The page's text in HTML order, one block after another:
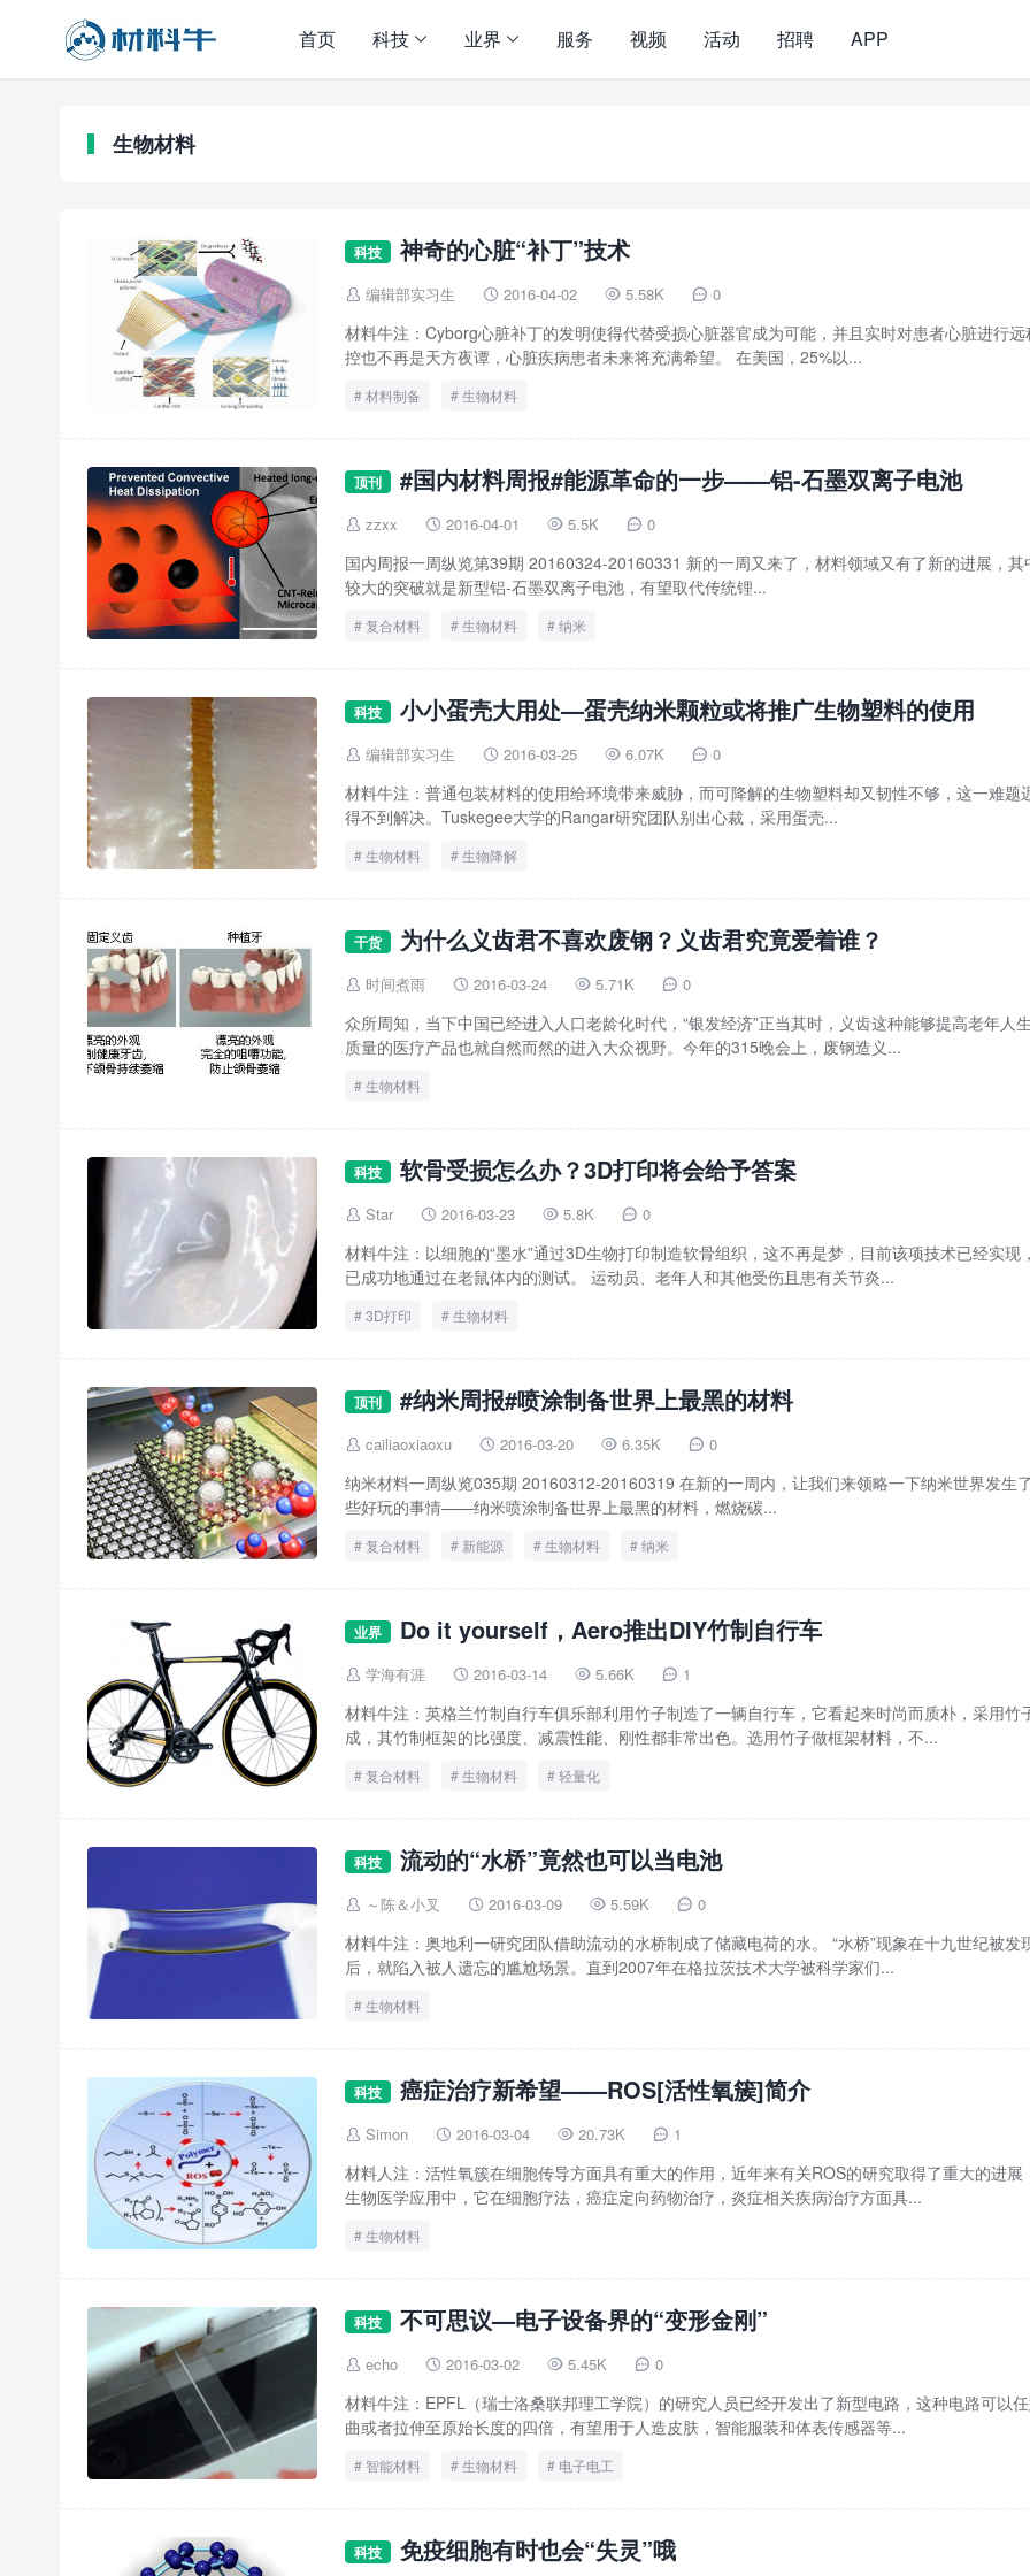
首页 科技 业界 服务 视频 活动 招聘 APP
生物材料
科技 神奇的心脏“补丁”技术
 编辑部实习生  2016-04-02  5.58K  0
材料牛注：Cyborg心脏补丁的发明使得代替受损心脏器官成为可能，并且实时对患者心脏进行远
控也不再是天方夜谭，心脏疾病患者未来将充满希望。 在美国，25%以...
材料制备 生物材料
顶刊 #国内材料周报#能源革命的一步——铝-石墨双离子电池
 zzxx  2016-04-01  5.5K  0
国内周报一周纵览第39期 20160324-20160331 新的一周又来了，材料领域又有了新的进展，其
较大的突破就是新型铝-石墨双离子电池，有望取代传统锂...
复合材料 生物材料 纳米
科技 小小蛋壳大用处—蛋壳纳米颗粒或将推广生物塑料的使用
 编辑部实习生  2016-03-25  6.07K  0
材料牛注：普通包装材料的使用给环境带来威胁，而可降解的生物塑料却又韧性不够，这一难题
得不到解决。Tuskegee大学的Rangar研究团队别出心裁，采用蛋壳...
生物材料 生物降解
干货 为什么义齿君不喜欢废钢？义齿君究竟爱着谁？
 时间煮雨  2016-03-24  5.71K  0
众所周知，当下中国已经进入人口老龄化时代，“银发经济”正当其时，义齿这种能够提高老年人
质量的医疗产品也就自然而然的进入大众视野。今年的315晚会上，废钢造义...
生物材料
科技 软骨受损怎么办？3D打印将会给予答案
 Star  2016-03-23  5.8K  0
材料牛注：以细胞的“墨水”通过3D生物打印制造软骨组织，这不再是梦，目前该项技术已经实现
已成功地通过在老鼠体内的测试。 运动员、老年人和其他受伤且患有关节炎...
3D打印 生物材料
顶刊 #纳米周报#喷涂制备世界上最黑的材料
 cailiaoxiaoxu  2016-03-20  6.35K  0
纳米材料一周纵览035期 20160312-20160319 在新的一周内，让我们来领略一下纳米世界发生
些好玩的事情——纳米喷涂制备世界上最黑的材料，燃烧碳...
复合材料 新能源 生物材料 纳米
业界 Do it yourself，Aero推出DIY竹制自行车
 学海有涯  2016-03-14  5.66K  1
材料牛注：英格兰竹制自行车俱乐部利用竹子制造了一辆自行车，它看起来时尚而质朴，采用竹
成，其竹制框架的比强度、减震性能、刚性都非常出色。选用竹子做框架材料，不...
复合材料 生物材料 轻量化
科技 流动的“水桥”竟然也可以当电池
 ～陈＆小叉  2016-03-09  5.59K  0
材料牛注：奥地利一研究团队借助流动的水桥制成了储藏电荷的水。 “水桥”现象在十九世纪被发
后，就陷入被人遗忘的尴尬场景。直到2007年在格拉茨技术大学被科学家们...
生物材料
科技 癌症治疗新希望——ROS[活性氧簇]简介
 Simon  2016-03-04  20.73K  1
材料人注：活性氧簇在细胞传导方面具有重大的作用，近年来有关ROS的研究取得了重大的进展
生物医学应用中，它在细胞疗法，癌症定向药物治疗，炎症相关疾病治疗方面具...
生物材料
科技 不可思议—电子设备界的“变形金刚”
 echo  2016-03-02  5.45K  0
材料牛注：EPFL（瑞士洛桑联邦理工学院）的研究人员已经开发出了新型电路，这种电路可以
曲或者拉伸至原始长度的四倍，有望用于人造皮肤，智能服装和体表传感器等...
智能材料 生物材料 电子电工
科技 免疫细胞有时也会“失灵”哦